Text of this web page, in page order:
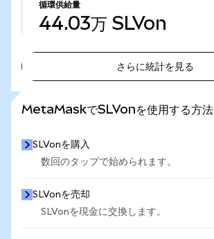
循環供給量
44.03万 SLVon
さらに統計を見る
MetaMaskでSLVonを使用する方法
SLVonを購入
数回のタップで始められます。
SLVonを売却
SLVonを現金に交換します。